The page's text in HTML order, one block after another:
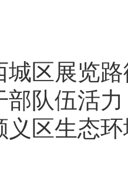
城区展览
队伍活力
义区生态